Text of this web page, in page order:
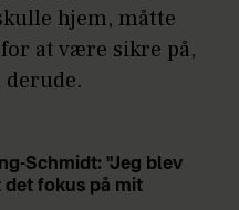
hjem, måtte
at være sikre på,
Schmidt: "Jeg blev
fokus på mit